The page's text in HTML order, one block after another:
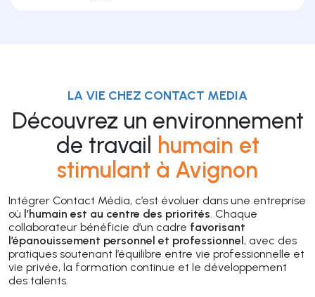
LA VIE CHEZ CONTACT MEDIA
Découvrez un environnement
de travail humain et
stimulant à Avignon
Intégrer Contact Média, c’est évoluer dans une entreprise
où l’humain est au centre des priorités . Chaque
collaborateur bénéficie d’un cadre favorisant
l’épanouissement personnel et professionnel, avec des
pratiques soutenant l’équilibre entre vie professionnelle et
vie privée, la formation continue et le développement
des talents.